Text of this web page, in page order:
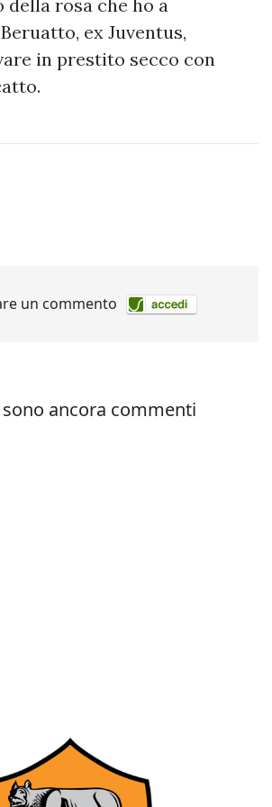
rosa che ho a
ex Juventus,
in prestito secco con